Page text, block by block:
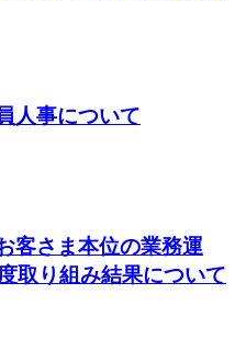
人事について
客さま本位の業務運
取り組み結果について